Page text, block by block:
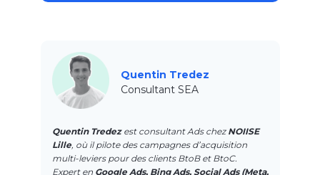
Quentin Tredez
Consultant SEA
Quentin Tredezest consultant Ads chez NOIISE
Lille, où il pilote des campagnes d’acquisition
multi-leviers pour des clients BtoB et BtoC.
Expert en Google Ads, Bing Ads, Social Ads (Meta,